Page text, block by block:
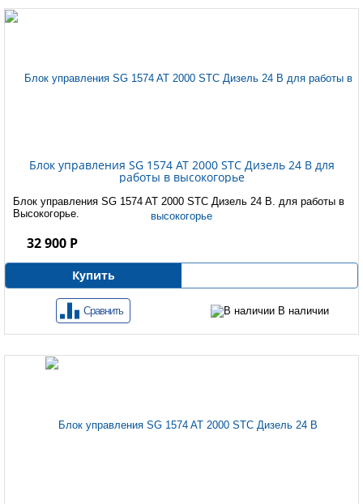
Блок управления SG 1574 AT 2000 STC Дизель 24 B для
работы в высокогорье
Блок управления SG 1574 AT 2000 STC Дизель 24 B. для работы в
Высокогорье.
32 900 Р
Купить
Сравнить В наличии